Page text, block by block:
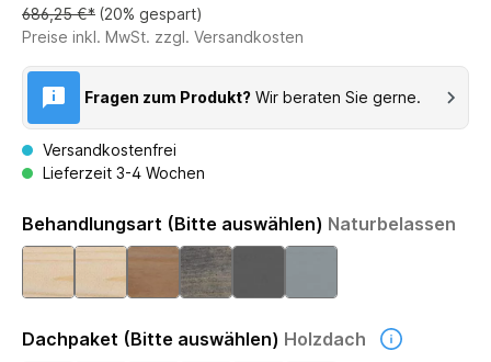
686,25 €* (20% gespart)
Preise inkl. MwSt. zzgl. Versandkosten
Fragen zum Produkt? Wir beraten Sie gerne.
Versandkostenfrei
Lieferzeit 3-4 Wochen
Behandlungsart (Bitte auswählen) Naturbelassen
Dachpaket (Bitte auswählen) Holzdach